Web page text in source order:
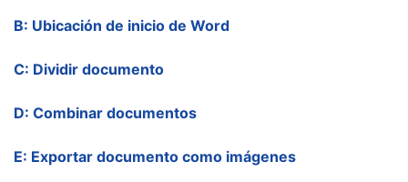
B: Ubicación de inicio de Word
C: Dividir documento
D: Combinar documentos
E: Exportar documento como imágenes